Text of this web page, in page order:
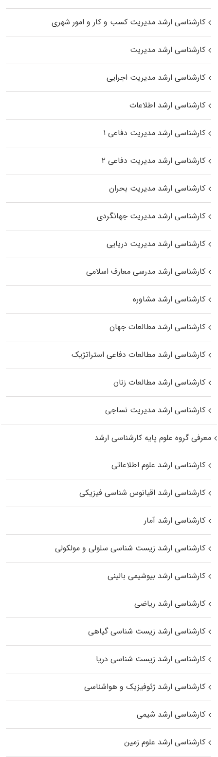
کارشناسی ارشد مدیریت کسب و کار و امور شهری
کارشناسی ارشد مدیریت
کارشناسی ارشد مدیریت اجرایی
کارشناسی ارشد اطلاعات
کارشناسی ارشد مدیریت دفاعی ۱
کارشناسی ارشد مدیریت دفاعی ۲
کارشناسی ارشد مدیریت بحران
کارشناسی ارشد مدیریت جهانگردی
کارشناسی ارشد مدیریت دریایی
کارشناسی ارشد مدرسی معارف اسلامی
کارشناسی ارشد مشاوره
کارشناسی ارشد مطالعات جهان
کارشناسی ارشد مطالعات دفاعی استراتژیک
کارشناسی ارشد مطالعات زنان
کارشناسی ارشد مدیریت نساجی
معرفی گروه علوم پایه کارشناسی ارشد
کارشناسی ارشد علوم اطلاعاتی
کارشناسی ارشد اقیانوس‌ شناسی فیزیکی
کارشناسی ارشد آمار
کارشناسی ارشد زیست شناسی سلولی و مولکولی
کارشناسی ارشد بیوشیمی بالینی
کارشناسی ارشد ریاضی
کارشناسی ارشد زیست‌ شناسی گیاهی
کارشناسی ارشد زیست‌ شناسی دریا
کارشناسی ارشد ژئوفیزیک و هواشناسی
کارشناسی ارشد شیمی
کارشناسی ارشد علوم زمین